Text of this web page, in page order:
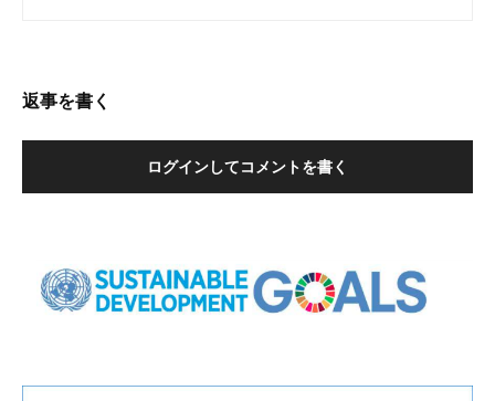
返事を書く
ログインしてコメントを書く